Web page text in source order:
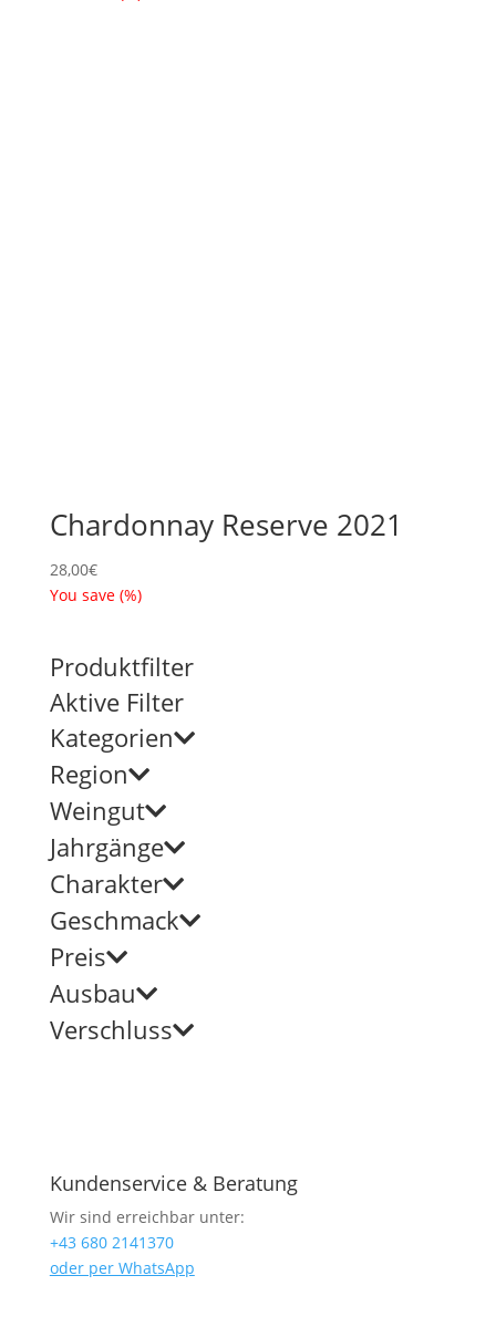
Chardonnay Reserve 2021
28,00€
You save (%)
Produktfilter
Aktive Filter
Kategorien
Region
Weingut
Jahrgänge
Charakter
Geschmack
Preis
Ausbau
Verschluss
Kundenservice & Beratung
Wir sind erreichbar unter:
+43 680 2141370
oder per WhatsApp